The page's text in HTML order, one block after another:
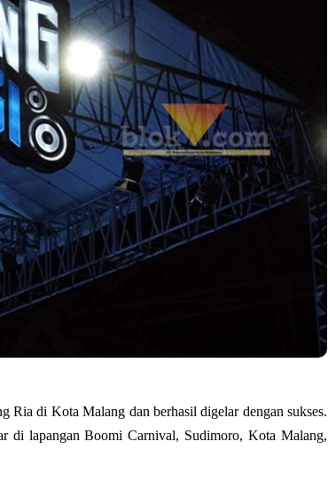
Ria di Kota Malang dan berhasil digelar dengan sukses.
di lapangan Boomi Carnival, Sudimoro, Kota Malang,